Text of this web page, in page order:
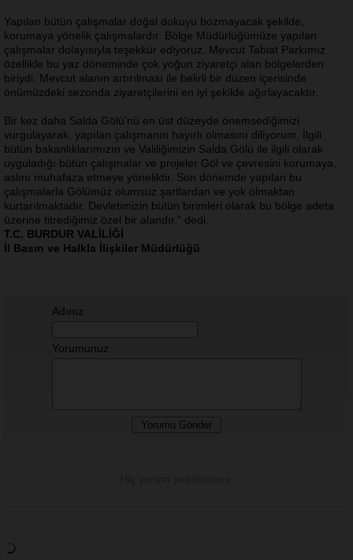
Yapılan bütün çalışmalar doğal dokuyu bozmayacak şekilde,
korumaya yönelik çalışmalardır. Bölge Müdürlüğümüze yapılan
çalışmalar dolayısıyla teşekkür ediyoruz. Mevcut Tabiat Parkımız
özellikle bu yaz döneminde çok yoğun ziyaretçi alan bölgelerden
biriydi. Mevcut alanın artırılması ile belirli bir düzen içerisinde
önümüzdeki sezonda ziyaretçilerini en iyi şekilde ağırlayacaktır.
Bir kez daha Salda Gölü’nü en üst düzeyde önemsediğimizi
vurgulayarak, yapılan çalışmanın hayırlı olmasını diliyorum. İlgili
bütün bakanlıklarımızın ve Valiliğimizin Salda Gölü ile ilgili olarak
uyguladığı bütün çalışmalar ve projeler Göl ve çevresini korumaya,
aslını muhafaza etmeye yöneliktir. Son dönemde yapılan bu
çalışmalarla Gölümüz olumsuz şartlardan ve yok olmaktan
kurtarılmaktadır. Devletimizin bütün birimleri olarak bu bölge adeta
üzerine titrediğimiz özel bir alandır." dedi.
T.C. BURDUR VALİLİĞİ
İl Basın ve Halkla İlişkiler Müdürlüğü
Adınız
Yorumunuz